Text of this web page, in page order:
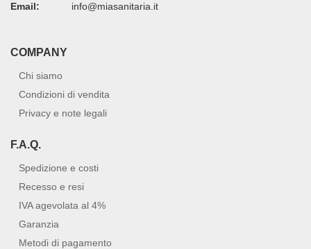
Email: info@miasanitaria.it
COMPANY
Chi siamo
Condizioni di vendita
Privacy e note legali
F.A.Q.
Spedizione e costi
Recesso e resi
IVA agevolata al 4%
Garanzia
Metodi di pagamento